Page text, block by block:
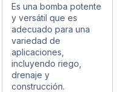
Es una bomba potente
y versátil que es
adecuado para una
variedad de
aplicaciones,
incluyendo riego,
drenaje y
construcción.